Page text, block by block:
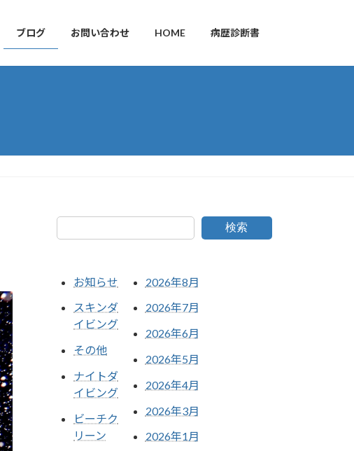
ブログ お問い合わせ HOME 病歴診断書
検索
お知らせ
スキンダ
イビング
その他
ナイトダ
イビング
ビーチク
リーン
2026年8月
2026年7月
2026年6月
2026年5月
2026年4月
2026年3月
2026年1月